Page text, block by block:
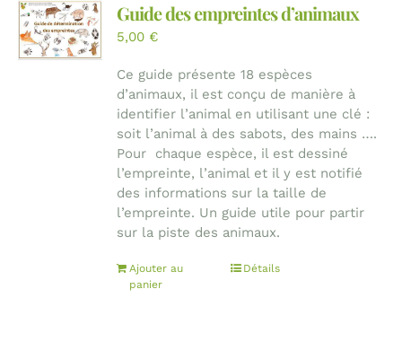
Guide des empreintes d’animaux
5,00 €
Ce guide présente 18 espèces
d’animaux, il est conçu de manière à
identifier l’animal en utilisant une clé :
soit l’animal à des sabots, des mains ….
Pour chaque espèce, il est dessiné
l’empreinte, l’animal et il y est notifié
des informations sur la taille de
l’empreinte. Un guide utile pour partir
sur la piste des animaux.
Ajouter au
panier
Détails